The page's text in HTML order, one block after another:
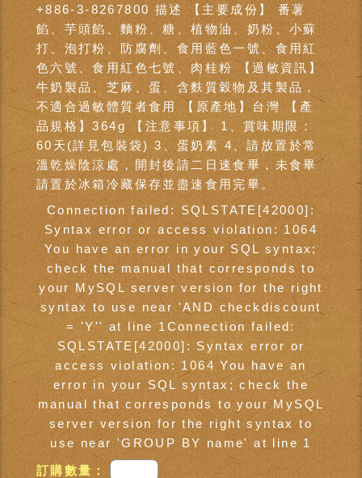
+886-3-8267800 描述 【主要成份】 番薯
餡、芋頭餡、麵粉、糖、植物油、奶粉、小蘇
打、泡打粉、防腐劑、食用藍色一號、食用紅
色六號、食用紅色七號、肉桂粉 【過敏資訊】
牛奶製品、芝麻、蛋、含麩質穀物及其製品，
不適合過敏體質者食用 【原產地】台灣 【產
品規格】364g 【注意事項】 1、賞味期限：
60天(詳見包裝袋) 3、蛋奶素 4、請放置於常
溫乾燥陰涼處，開封後請二日速食畢，未食畢
請置於冰箱冷藏保存並盡速食用完畢。
Connection failed: SQLSTATE[42000]:
Syntax error or access violation: 1064
You have an error in your SQL syntax;
check the manual that corresponds to
your MySQL server version for the right
syntax to use near 'AND checkdiscount
= 'Y'' at line 1Connection failed:
SQLSTATE[42000]: Syntax error or
access violation: 1064 You have an
error in your SQL syntax; check the
manual that corresponds to your MySQL
server version for the right syntax to
use near 'GROUP BY name' at line 1
訂購數量：